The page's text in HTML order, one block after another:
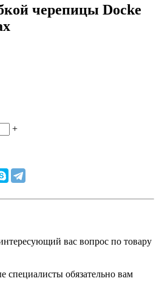
черепицы Docke
+
вас вопрос по товару
обязательно вам